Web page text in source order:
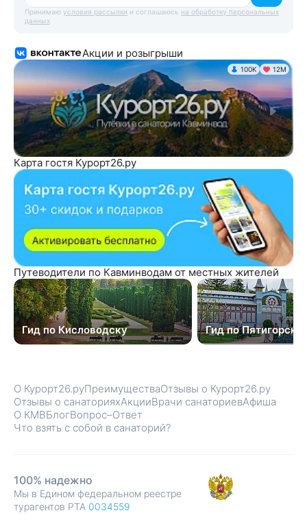
Принимаю условия рассылки и соглашаюсь на обработку персональных
данных
Акции и розыгрыши
100K 12М
Карта гостя Курорт26.ру
Путеводители по Кавминводам от местных жителей
Гид по Кисловодску Гид по Пятигорску
О Курорт26.руПреимуществаОтзывы о Курорт26.ру
Отзывы о санаторияхАкцииВрачи санаториевАфиша
О КМВБлогВопрос–Ответ
Что взять с собой в санаторий?
100% надежно
Мы в Едином федеральном реестре
турагентов РТА 0034559